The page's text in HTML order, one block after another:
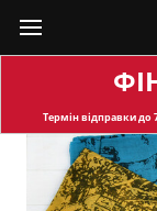
Термін відправкидо